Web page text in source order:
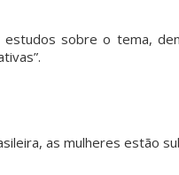
sobre o tema,
as mulheres estão